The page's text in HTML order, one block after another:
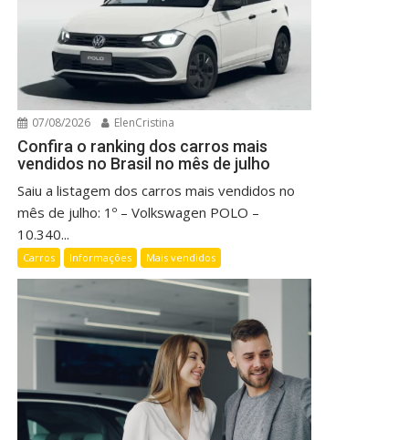
07/08/2026 ElenCristina
Confira o ranking dos carros mais
vendidos no Brasil no mês de julho
Saiu a listagem dos carros mais vendidos no
mês de julho: 1º – Volkswagen POLO –
10.340...
Carros Informações Mais vendidos